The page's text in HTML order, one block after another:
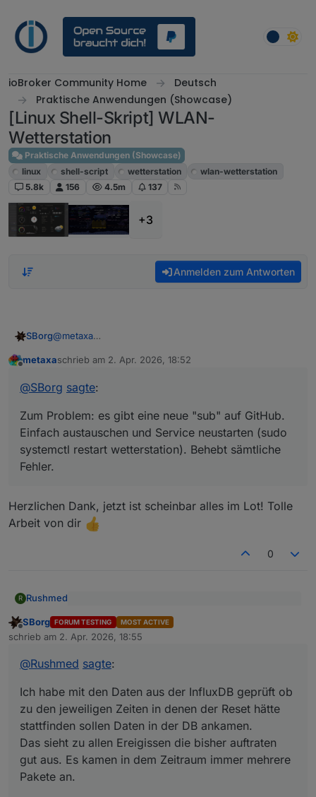
ioBroker Community Home
Deutsch
Praktische Anwendungen (Showcase)
[Linux Shell-Skript] WLAN-
Wetterstation
Praktische Anwendungen (Showcase)
linux
shell-script wetterstation
wlan-wetterstation
5.8k
156 4.5m 137
+3
Anmelden zum Antworten
SBorg@metaxa
Sprit bald nicht mehr leisten kann, ist wenigstens
Zum Problem: es gibt eine neue "sub" auf GitHub.
systemctl restart wetterstation
metaxaschrieb am 2. Apr. 2026, 18:52
zuletzt editiert von
@SBorg sagte:
Zum Problem: es gibt eine neue "sub" auf GitHub.
Einfach austauschen und Service neustarten (sudo
systemctl restart wetterstation). Behebt sämtliche
Fehler.
Herzlichen Dank, jetzt ist scheinbar alles im Lot! Tolle
Arbeit von dir
0
R Rushmed
Du könntest mal das Logging aktivieren (in der
restarten). Das gibt zwar paar MB am Tag, aber
damit kannst du mal die Kommunikation gegen
Mitternacht prüfen. Fällt die bei einem
ausgefallenem Reset aus, hast du zumindest
schon mal den Grund warum es nicht geht.
Den Reset könnte man auch mittels Cron-Job
bspw. um 23:59 Uhr erzwingen. Im
Installations-Verzeichnis stehend geht dies
@sborgDanke für die Antwort.
Ich habe mit den Daten aus der InfluxDB geprüft ob
stattfinden sollen Daten in der DB ankamen.
Das sieht zu allen Ereigissen die bisher auftraten gut
aus. Es kamen in dem Zeitraum immer mehrere
Pakete an.
Ich habe das am DP "Wetterstation.Zeitstempel"
geprüft. Reicht der aus um ein valides Datenpaket zu
erkennen?
Offline
SBorg FORUM TESTING MOST ACTIVE
schrieb am 2. Apr. 2026, 18:55
zuletzt editiert von
@Rushmed sagte:
Ich habe mit den Daten aus der InfluxDB geprüft ob
zu den jeweiligen Zeiten in denen der Reset hätte
stattfinden sollen Daten in der DB ankamen.
Das sieht zu allen Ereigissen die bisher auftraten
gut aus. Es kamen in dem Zeitraum immer mehrere
Pakete an.